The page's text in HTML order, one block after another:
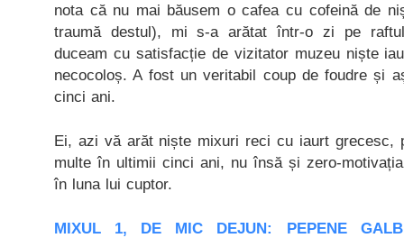
nota că nu mai băusem o cafea cu cofeină de
traumă destul), mi s-a arătat într-o zi pe
duceam cu satisfacție de vizitator muzeu niște
necocoloș. A fost un veritabil coup de foudre și
cinci ani.
Ei, azi vă arăt niște mixuri reci cu iaurt grecesc,
multe în ultimii cinci ani, nu însă și zero-
în luna lui cuptor.
MIXUL 1, DE MIC DEJUN: PEPENE